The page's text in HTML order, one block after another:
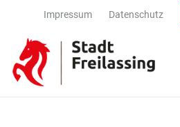
Impressum Datenschutz